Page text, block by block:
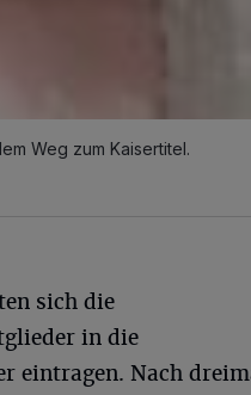
Weg zum Kaisertitel.
sich die
in die
eintragen. Nach